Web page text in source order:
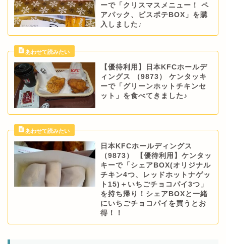
ーで「クリスマスメニュー！ ペ
アパック、ビスポテBOX」を購
入しました♪
【優待利用】日本KFCホールデ
ィングス （9873） ケンタッキ
ーで「グリーンホットチキンセ
ット」を食べてきました♪
日本KFCホールディングス
（9873） 【優待利用】ケンタッ
キーで「シェアBOX(オリジナル
チキン4つ、レッドホットナゲッ
ト15)＋いちごチョコパイ3つ」
を持ち帰り！シェアBOXと一緒
にいちごチョコパイを買うとお
得！！